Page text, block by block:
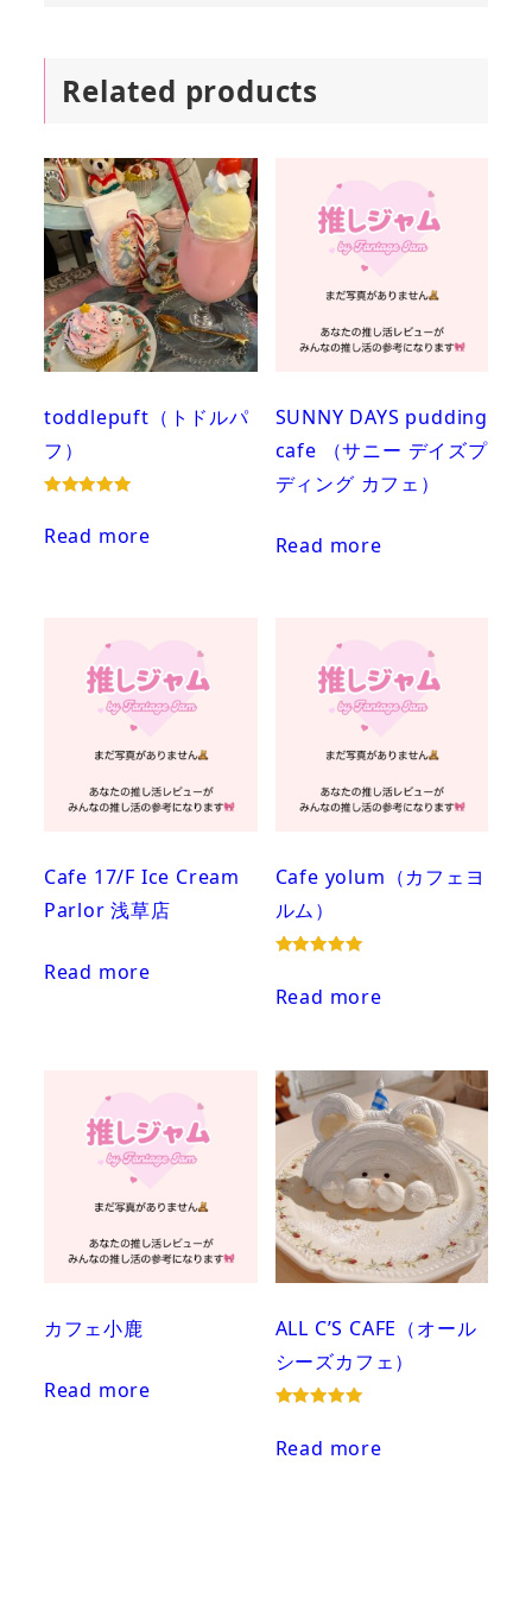
Related products
toddlepuft（トドルパ
フ）
out of 5
Read more
SUNNY DAYS pudding
cafe （サニー デイズプ
ディング カフェ）
Read more
Cafe 17/F Ice Cream
Parlor 浅草店
Read more
Cafe yolum（カフェヨ
ルム）
out of 5
Read more
カフェ小鹿
Read more
ALL C’S CAFE（オール
シーズカフェ）
out of 5
Read more